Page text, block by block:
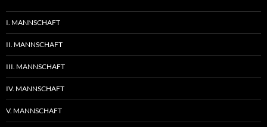
I. MANNSCHAFT
II. MANNSCHAFT
III. MANNSCHAFT
IV. MANNSCHAFT
V. MANNSCHAFT